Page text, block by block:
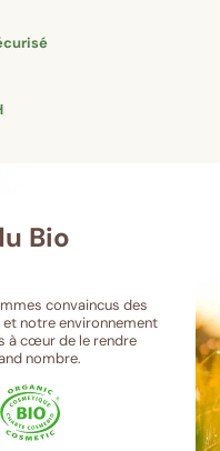
Bio
convaincus des
notre environnement
à cœur de le rendre
nombre.